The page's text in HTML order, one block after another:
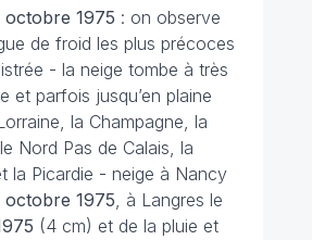
octobre 1975 : on observe
de froid les plus précoces
- la neige tombe à très
et parfois jusqu’en plaine
la Champagne, la
Nord Pas de Calais, la
la Picardie - neige à Nancy
octobre 1975, à Langres le
(4 cm) et de la pluie et